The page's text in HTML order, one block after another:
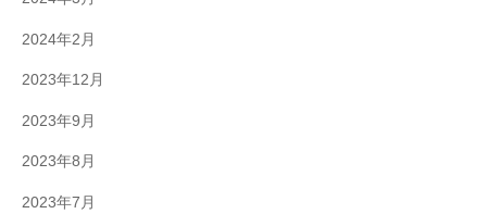
2024年2月
2023年12月
2023年9月
2023年8月
2023年7月